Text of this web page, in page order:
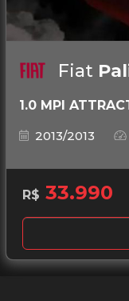
Fiat
1.0 MPI
2013/2013
R$ 33.990